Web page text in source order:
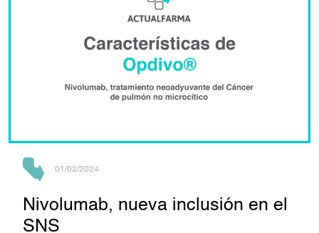
01/02/2024
Nivolumab, nueva inclusión en el
SNS